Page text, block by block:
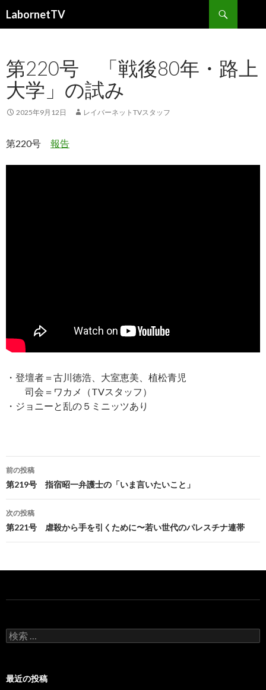
LabornetTV
索
ン
ツ
へ
移
動
第220号 「戦後80年・路上
大学」の試み
2025年9月12日 レイバーネットTVスタッフ
第220号 報告
・登壇者＝古川徳浩、大室恵美、植松青児
司会＝ワカメ（TVスタッフ）
・ジョニーと乱の５ミニッツあり
投
稿
ナ
ゲ
ョ
前の投稿
第219号 指宿昭一弁護士の「いま言いたいこと」
次の投稿
第221号 虐殺から手を引くために〜若い世代のパレスチナ連帯
検
索
最近の投稿